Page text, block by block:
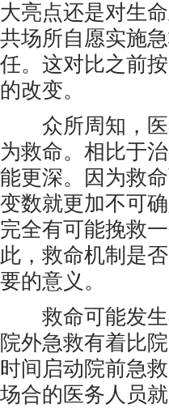
大亮点还是对生
共场所自愿实施
任。这对比之前
的改变。
众所周知，医
为救命。相比于
能更深。因为救
变数就更加不可
完全有可能挽救
此，救命机制是
要的意义。
救命可能发生
院外急救有着比
时间启动院前急
场合的医务人员